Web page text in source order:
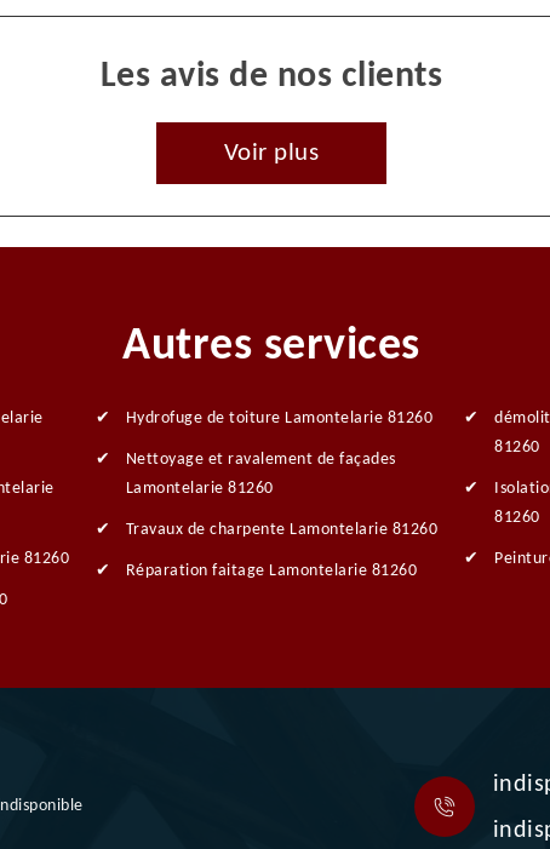
Les avis de nos clients
Voir plus
Autres services
81260
Hydrofuge de toiture Lamontelarie 81260
Nettoyage et ravalement de façades
Lamontelarie 81260
Travaux de charpente Lamontelarie 81260
Réparation faitage Lamontelarie 81260
81260
81260